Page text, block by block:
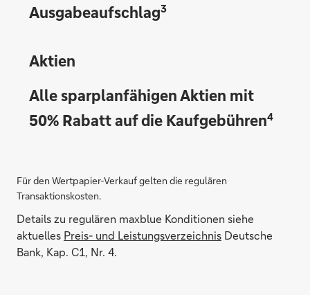
Ausgabeaufschlag3
Aktien
Alle sparplanfähigen Aktien mit
50% Rabatt auf die Kaufgebühren4
Für den Wertpapier-Verkauf gelten die regulären
Transaktionskosten.
Details zu regulären maxblue Konditionen siehe
aktuelles Preis- und Leistungsverzeichnis Deutsche
Bank, Kap. C1, Nr. 4.